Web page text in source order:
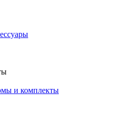
и комплекты